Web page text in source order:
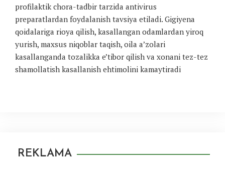
profilaktik chora-tadbir tarzida antivirus
preparatlardan foydalanish tavsiya etiladi. Gigiyena
qoidalariga rioya qilish, kasallangan odamlardan yiroq
yurish, maxsus niqoblar taqish, oila a’zolari
kasallanganda tozalikka e’tibor qilish va xonani tez-tez
shamollatish kasallanish ehtimolini kamaytiradi
REKLAMA